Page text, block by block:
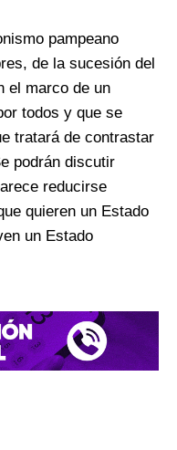
pampeano
de la sucesión del
el marco de un
todos y que se
tratará de contrastar
podrán discutir
reducirse
quieren un Estado
un Estado